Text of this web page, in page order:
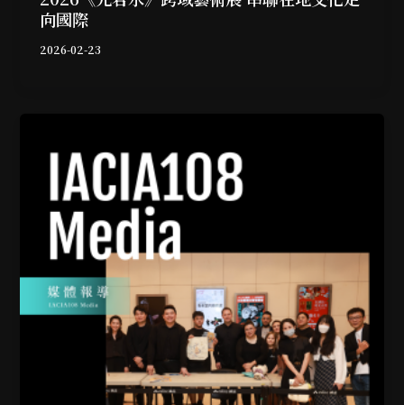
向國際
2026-02-23